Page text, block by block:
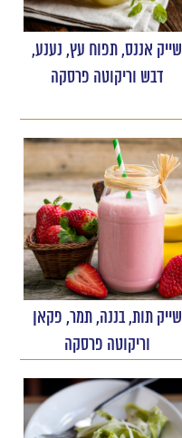
שייק אננס, תפוח עץ, נענע,
דבש וריקוטה פרסקה
שייק תות, בננה, תמר, פקאן
וריקוטה פרסקה